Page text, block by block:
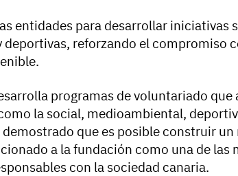
entidades para desarrollar iniciativas
deportivas, reforzando el compromiso
programas de voluntariado que
la social, medioambiental,
demostrado que es posible construir
a la fundación como una de las
con la sociedad canaria.